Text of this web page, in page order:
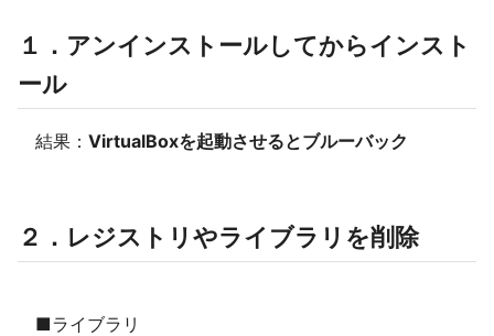
１．アンインストールしてからインスト
ール
結果： VirtualBoxを起動させるとブルーバック
２．レジストリやライブラリを削除
■ライブラリ